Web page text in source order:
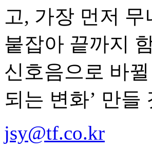
고, 가장 먼저
붙잡아 끝까지
신호음으로 바
되는 변화’ 만
jsy@tf.co.kr